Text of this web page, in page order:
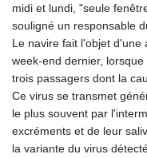
midi et lundi, "seule
souligné un responsable
Le navire fait l'objet d'une
week-end dernier,
trois passagers dont la
Ce virus se transmet
le plus souvent par
excréments et de leur
la variante du virus